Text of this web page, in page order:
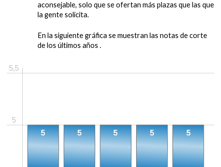
aconsejable, solo que se ofertan más plazas que las que
la gente solicita.
En la siguiente gráfica se muestran las notas de corte
de los últimos años .
5,5
5
5
5 5 5 5